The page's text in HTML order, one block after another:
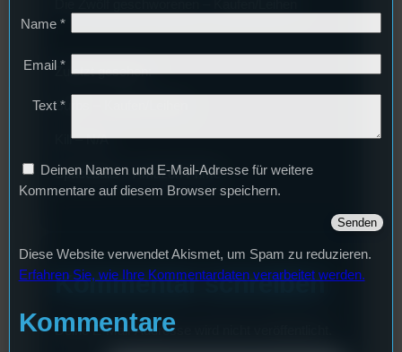
Zuletzt gesehen:
Burbs – Kaufen/Leihen
Kill – N/A
Spaceballs – Amazon Prime
Kommentar schreiben
Deine E-Mail-Addresse wird nicht veröffentlicht.
Name *
Email *
Text *
Deinen Namen und E-Mail-Adresse für weitere
Kommentare auf diesem Browser speichern.
Diese Website verwendet Akismet, um Spam zu reduzieren.
Erfahren Sie, wie Ihre Kommentardaten verarbeitet werden.
Kommentare